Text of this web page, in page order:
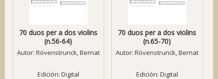
70 duos per a dos violins
(n.56-64)
Autor: Rövenstrunck, Bernat
Edición: Digital
70 duos per a dos violins
(n.65-70)
Autor: Rövenstrunck, Bernat
Edición: Digital